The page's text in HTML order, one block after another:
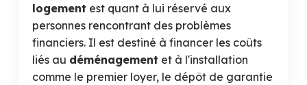
logement est quant à lui réservé aux
personnes rencontrant des problèmes
financiers. Il est destiné à financer les coûts
liés au déménagement et à l'installation
comme le premier loyer, le dépôt de garantie